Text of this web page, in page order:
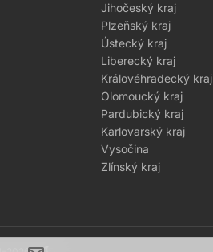
Jihočeský kraj
Plzeňský kraj
Ústecký kraj
Liberecký kraj
Královéhradecký kraj
Olomoucký kraj
Pardubický kraj
Karlovarský kraj
Vysočina
Zlínský kraj